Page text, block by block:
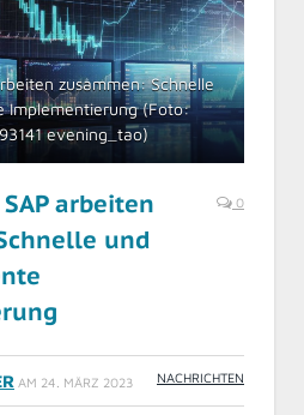
zusammen: Schnelle
Implementierung (Foto:
evening_tao)
arbeiten
und
0
AM 24. MÄRZ 2023 NACHRICHTEN